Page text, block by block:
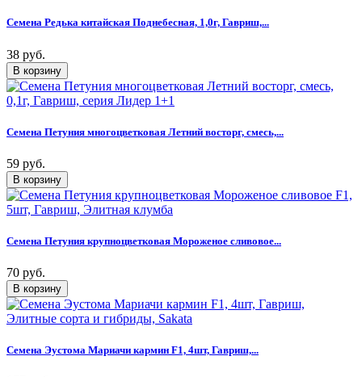
Семена Редька китайская Поднебесная, 1,0г, Гавриш,...
38 руб.
Семена Петуния многоцветковая Летний восторг, смесь,...
59 руб.
Семена Петуния крупноцветковая Мороженое сливовое...
70 руб.
Семена Эустома Мариачи кармин F1, 4шт, Гавриш,...